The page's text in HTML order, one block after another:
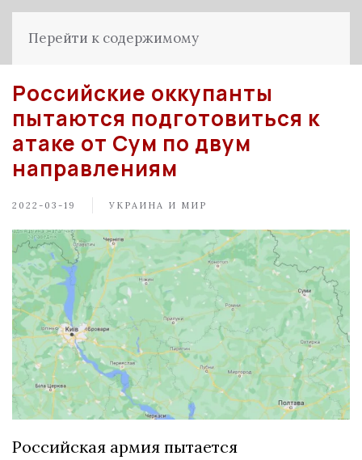
Перейти к содержимому
Российские оккупанты
пытаются подготовиться к
атаке от Сум по двум
направлениям
2022-03-19 УКРАИНА И МИР
Российская армия пытается